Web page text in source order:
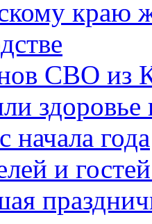
краю
СВО из
начала года
и